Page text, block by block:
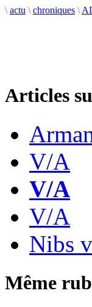
\ actu \ chroniques \
Articles
V/A
V/A
V/A
Nibs
Même